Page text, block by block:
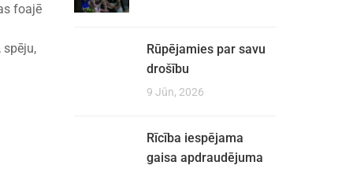
foajē
Rūpējamies par savu
drošību
9 Jūn, 2026
Rīcība iespējama
gaisa apdraudējuma